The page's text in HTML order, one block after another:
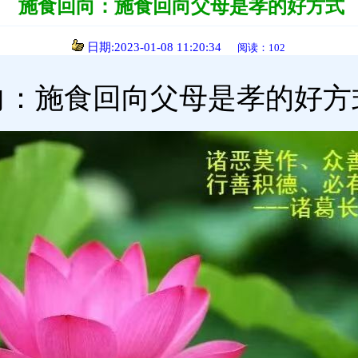
施食回向：施食回向父母是孝的好方式
日期:2023-01-08 11:20:34 阅读：102
施食回向父母是孝的好